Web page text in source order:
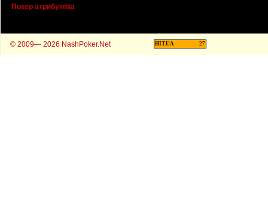
Покер атрибутика
© 2009— 2026 NashPoker.Net HIT.UA 27